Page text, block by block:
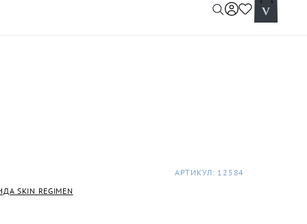
SKIN REGIMEN
АРТИКУЛ: 12584